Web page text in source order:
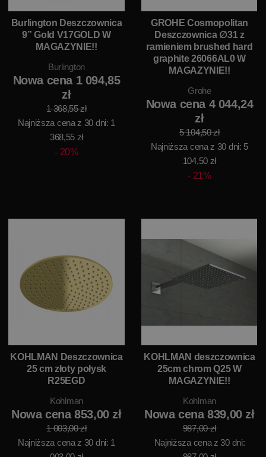
Burlington Deszczownica
9” Gold V17GOLD W
MAGAZYNIE!!
Burlington
Nowa cena 1 094,85
zł
1 368,55 zł
Najniższa cena z 30 dni: 1
368,55 zł
20%
GROHE Cosmopolitan
Deszczownica ∅31 z
ramieniem brushed hard
graphite 26066AL0 W
MAGAZYNIE!!
Grohe
Nowa cena 4 044,24
zł
5 104,50 zł
Najniższa cena z 30 dni: 5
104,50 zł
21%
KOHLMAN Deszczownica
25 cm złoty połysk
R25EGD
Kohlman
Nowa cena 853,00 zł
1 003,00 zł
Najniższa cena z 30 dni: 1
KOHLMAN deszczownica
25cm chrom Q25 W
MAGAZYNIE!!
Kohlman
Nowa cena 839,00 zł
987,00 zł
Najniższa cena z 30 dni: